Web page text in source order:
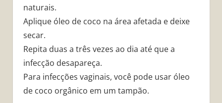
naturais.
Aplique óleo de coco na área afetada e deixe
secar.
Repita duas a três vezes ao dia até que a
infecção desapareça.
Para infecções vaginais, você pode usar óleo
de coco orgânico em um tampão.